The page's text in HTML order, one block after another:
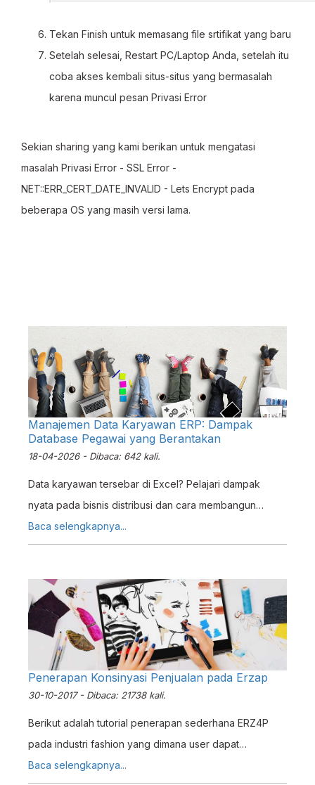
Tekan Finish untuk memasang file srtifikat yang baru
Setelah selesai, Restart PC/Laptop Anda, setelah itu
coba akses kembali situs-situs yang bermasalah
karena muncul pesan Privasi Error
Sekian sharing yang kami berikan untuk mengatasi
masalah Privasi Error - SSL Error -
NET::ERR_CERT_DATE_INVALID - Lets Encrypt pada
beberapa OS yang masih versi lama.
Manajemen Data Karyawan ERP: Dampak
Database Pegawai yang Berantakan
18-04-2026 - Dibaca: 642 kali.
Data karyawan tersebar di Excel? Pelajari dampak
nyata pada bisnis distribusi dan cara membangun
database pegawai terpusat dengan sistem terintegrasi.
Baca selengkapnya...
Penerapan Konsinyasi Penjualan pada Erzap
30-10-2017 - Dibaca: 21738 kali.
Berikut adalah tutorial penerapan sederhana ERZ4P
pada industri fashion yang dimana user dapat
melakukan sistem konsinasi pada penjualan
Baca selengkapnya...